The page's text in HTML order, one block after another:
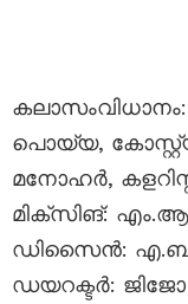
പൊയ്യ,
മനോഹർ,
മിക്സിങ്:
ഡിസൈൻ:
ഡയറക്ടർ: